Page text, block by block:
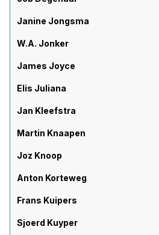
Janine Jongsma
W.A. Jonker
James Joyce
Elis Juliana
Jan Kleefstra
Martin Knaapen
Joz Knoop
Anton Korteweg
Frans Kuipers
Sjoerd Kuyper